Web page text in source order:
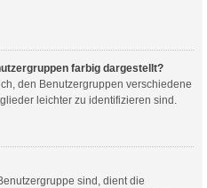
farbig dargestellt?
den Benutzergruppen verschiedene
leichter zu identifizieren sind.
sind, dient die